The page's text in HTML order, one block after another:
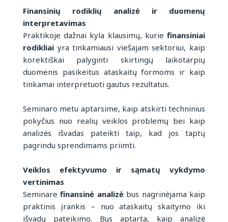
Finansinių rodiklių analizė ir duomenų
interpretavimas
Praktikoje dažnai kyla klausimų, kurie finansiniai
rodikliai yra tinkamiausi viešajam sektoriui, kaip
korektiškai palyginti skirtingų laikotarpių
duomenis pasikeitus ataskaitų formoms ir kaip
tinkamai interpretuoti gautus rezultatus.
Seminaro metu aptarsime, kaip atskirti techninius
pokyčius nuo realių veiklos problemų bei kaip
analizės išvadas pateikti taip, kad jos taptų
pagrindu sprendimams priimti.
Veiklos efektyvumo ir sąmatų vykdymo
vertinimas
Seminarefinansinė analizėbus nagrinėjama kaip
praktinis įrankis – nuo ataskaitų skaitymo iki
išvadų pateikimo. Bus aptarta, kaip analizė